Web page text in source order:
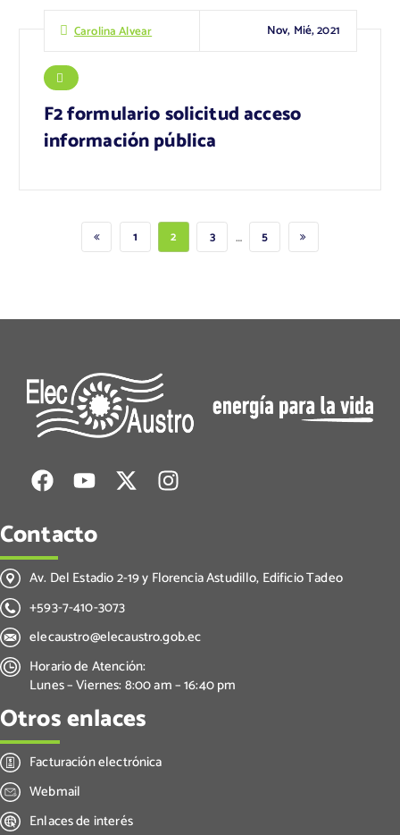
Carolina Alvear Nov, Mié, 2021
F2 formulario solicitud acceso
información pública
1 2 3 … 5
Contacto
Av. Del Estadio 2-19 y Florencia Astudillo, Edificio Tadeo
+593-7-410-3073
elecaustro@elecaustro.gob.ec
Horario de Atención:
Lunes – Viernes: 8:00 am – 16:40 pm
Otros enlaces
Facturación electrónica
Webmail
Enlaces de interés